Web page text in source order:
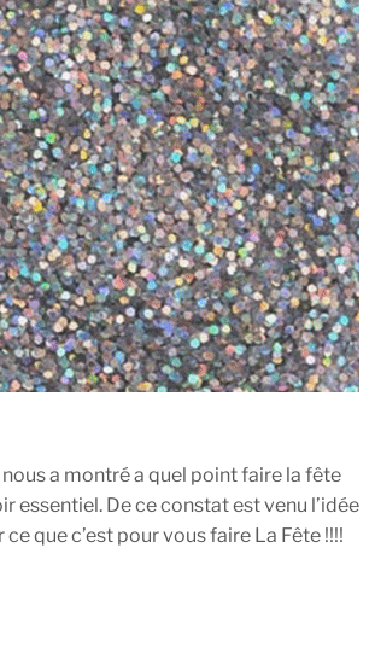
nous a montré a quel point faire la fête
essentiel. De ce constat est venu l’idée
que c’est pour vous faire La Fête !!!!